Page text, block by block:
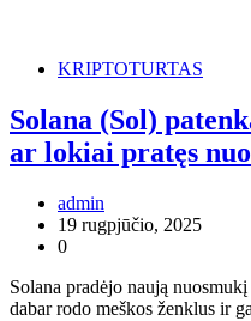
KRIPTOTURTAS
Solana (Sol)
ar lokiai pratęs
admin
19 rugpjūčio, 2025
0
Solana pradėjo naują
dabar rodo meškos ženklus ir